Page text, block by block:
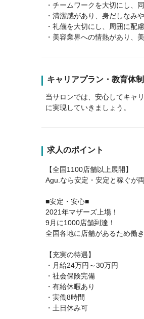
・チームワークを大切にし、
・清潔感があり、身だしなみ
・礼儀を大切にし、周囲に配
・美容業界への情熱があり、
キャリアプラン・教育体制
当サロンでは、安心してキャ
に実現していきましょう。
求人のポイント
【全国1100店舗以上展開】
Agu.なら安定・安定と稼ぐが
■安定・安心■
2021年マザーズ上場！
9月に1000店舗到達！
全国各地に店舗があるため働
【充実の待遇】
・月給24万円～30万円
・社会保険完備
・有給休暇あり
・実働8時間
・土日休み可